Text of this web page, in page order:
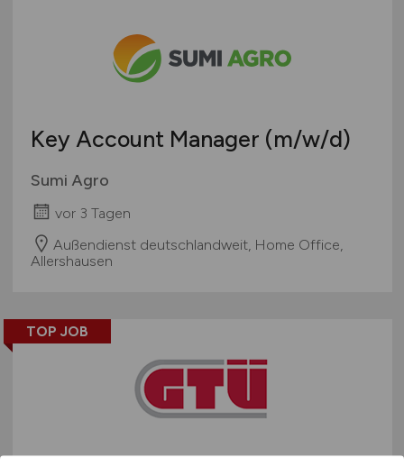
Bäcker und Konditorhandwerk
Bachelor-/ Master-/ Diplom-Arbeit
Studentenjobs / Werkstudenten
Brandenburg
Mecklenburg-Vorpommern
Nordrhein-Westfalen
Rheinland-Pfalz
Saarland
Sachsen
Schleswig-Holstein
Thüringen
Deutschlandweit
Europa
Key Account Manager (m/w/d)
Sumi Agro
vor 3 Tagen
Außendienst deutschlandweit, Home Office,
Allershausen
TOP JOB